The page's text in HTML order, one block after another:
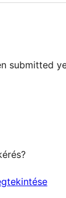
submitted